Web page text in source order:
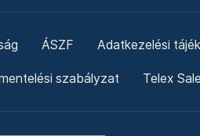
ÁSZF Adatkezelési
szabályzat Telex